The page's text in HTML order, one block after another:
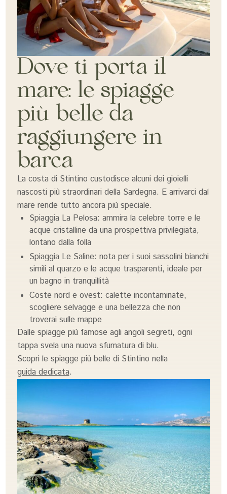
Dove ti porta il
mare: le spiagge
più belle da
raggiungere in
barca
La costa di Stintino custodisce alcuni dei gioielli
nascosti più straordinari della Sardegna. E arrivarci dal
mare rende tutto ancora più speciale.
Spiaggia La Pelosa: ammira la celebre torre e le
acque cristalline da una prospettiva privilegiata,
lontano dalla folla
Spiaggia Le Saline: nota per i suoi sassolini bianchi
simili al quarzo e le acque trasparenti, ideale per
un bagno in tranquillità
Coste nord e ovest: calette incontaminate,
scogliere selvagge e una bellezza che non
troverai sulle mappe
Dalle spiagge più famose agli angoli segreti, ogni
tappa svela una nuova sfumatura di blu.
Scopri le spiagge più belle di Stintino nella
guida dedicata.